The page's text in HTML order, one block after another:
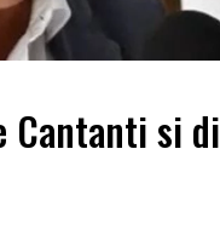
Cantanti si